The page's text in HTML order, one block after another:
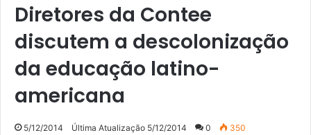
Diretores da Contee
discutem a descolonização
da educação latino-
americana
5/12/2014 Última Atualização 5/12/2014 0 350